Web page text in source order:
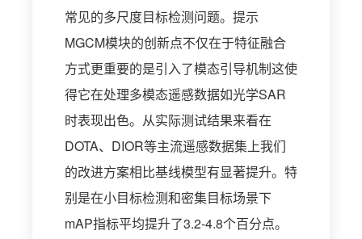
常见的多尺度目标检测问题。提示
MGCM模块的创新点不仅在于特征融合
方式更重要的是引入了模态引导机制这使
得它在处理多模态遥感数据如光学SAR
时表现出色。从实际测试结果来看在
DOTA、DIOR等主流遥感数据集上我们
的改进方案相比基线模型有显著提升。特
别是在小目标检测和密集目标场景下
mAP指标平均提升了3.2-4.8个百分点。